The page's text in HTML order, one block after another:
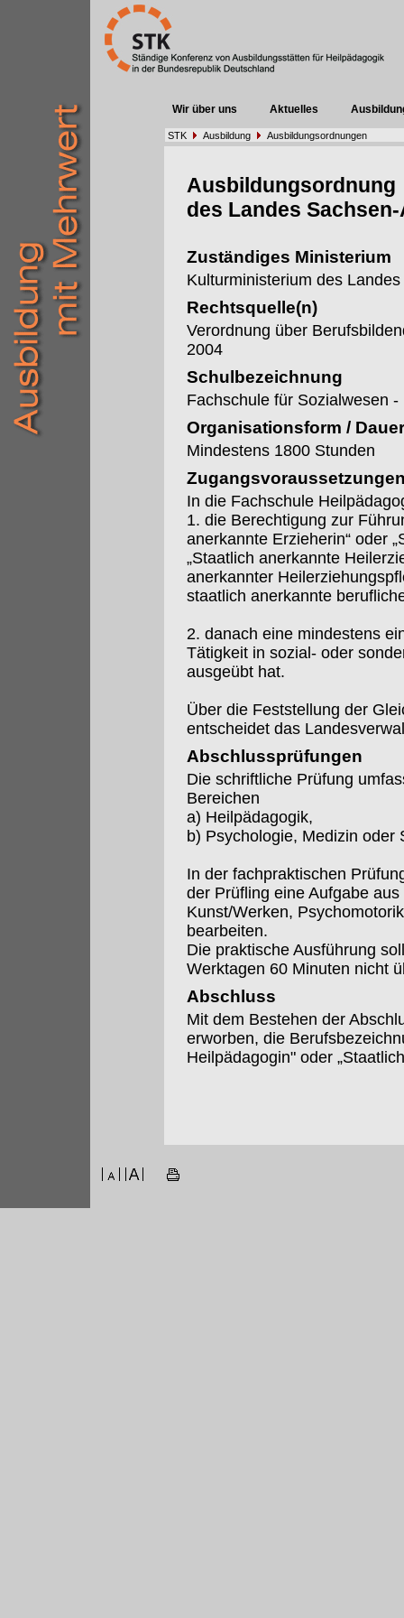
Wir über uns Aktuelles
STK Ausbildung Ausbildungsordnungen
Ausbildungsordnung
des Landes
Zuständiges Ministerium
Kulturministerium des
Rechtsquelle(n)
Verordnung über
2004
Schulbezeichnung
Fachschule für Sozialwesen
Organisationsform / Dauer
Mindestens 1800 Stunden
In die Fachschule
1. die Berechtigung zur
anerkannte Erzieherin“ oder
„Staatlich anerkannte
anerkannter
staatlich anerkannte
2. danach eine mindestens
Tätigkeit in sozial- oder
ausgeübt hat.
Über die Feststellung der
entscheidet das
Abschlussprüfungen
Die schriftliche Prüfung
Bereichen
a) Heilpädagogik,
b) Psychologie, Medizin oder
In der fachpraktischen
der Prüfling eine Aufgabe
Kunst/Werken,
bearbeiten.
Die praktische Ausführung
Werktagen 60 Minuten nicht
Abschluss
Mit dem Bestehen der
erworben, die
Heilpädagogin" oder